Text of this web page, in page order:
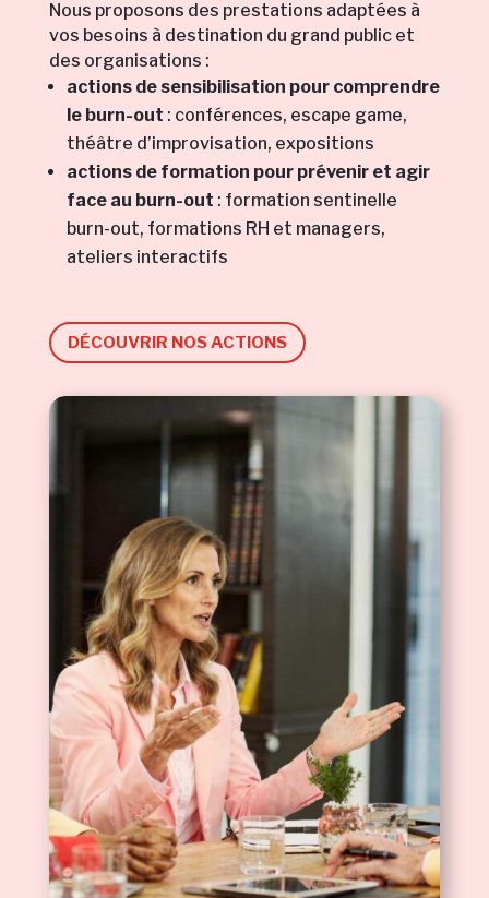
Nous proposons des prestations adaptées à
vos besoins à destination du grand public et
des organisations :
actions de sensibilisation pour comprendre
le burn-out : conférences, escape game,
théâtre d’improvisation, expositions
actions de formation pour prévenir et agir
face au burn-out : formation sentinelle
burn-out, formations RH et managers,
ateliers interactifs
DÉCOUVRIR NOS ACTIONS